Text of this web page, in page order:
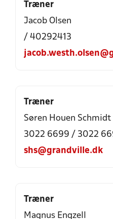
Træner
Jacob Olsen
/ 40292413
Træner
Søren Houen Schmidt
3022 6699 / 3022
shs@grandville.dk
Træner
Magnus Engzell